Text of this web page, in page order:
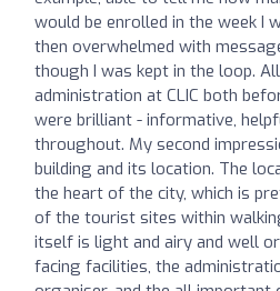
would be enrolled in the week I
then overwhelmed with
though I was kept in the loop.
administration at CLIC both
were brilliant - informative,
throughout. My second
building and its location. The
the heart of the city, which is
of the tourist sites within
itself is light and airy and well
facing facilities, the